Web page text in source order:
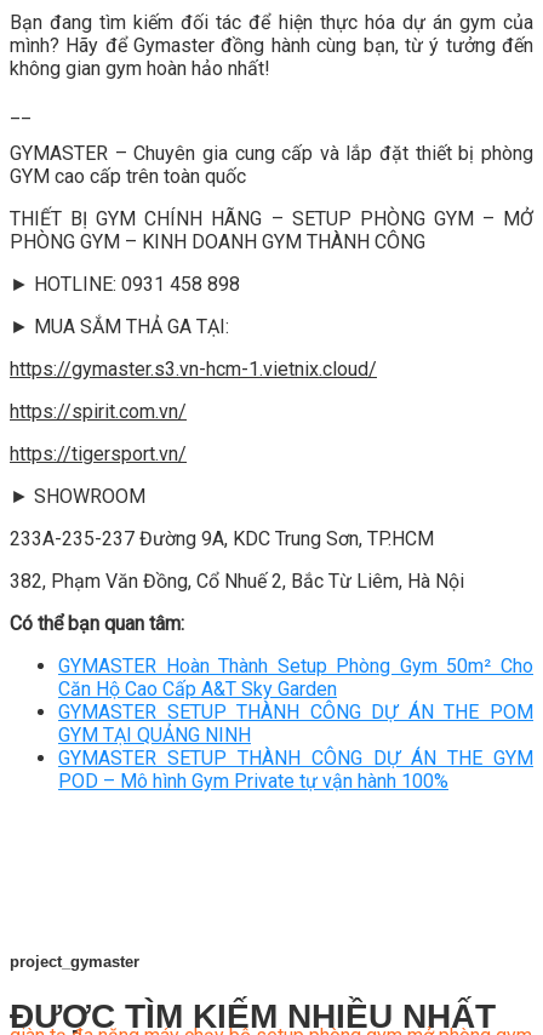
Bạn đang tìm kiếm đối tác để hiện thực hóa dự án gym của
mình? Hãy để Gymaster đồng hành cùng bạn, từ ý tưởng đến
không gian gym hoàn hảo nhất!
GYMASTER – Chuyên gia cung cấp và lắp đặt thiết bị phòng
GYM cao cấp trên toàn quốc
THIẾT BỊ GYM CHÍNH HÃNG – SETUP PHÒNG GYM – MỞ
PHÒNG GYM – KINH DOANH GYM THÀNH CÔNG
► HOTLINE: 0931 458 898
► MUA SẮM THẢ GA TẠI:
https://gymaster.s3.vn-hcm-1.vietnix.cloud/
https://spirit.com.vn/
https://tigersport.vn/
► SHOWROOM
233A-235-237 Đường 9A, KDC Trung Sơn, TP.HCM
382, Phạm Văn Đồng, Cổ Nhuế 2, Bắc Từ Liêm, Hà Nội
Có thể bạn quan tâm:
GYMASTER Hoàn Thành Setup Phòng Gym 50m² Cho
Căn Hộ Cao Cấp A&T Sky Garden
GYMASTER SETUP THÀNH CÔNG DỰ ÁN THE POM
GYM TẠI QUẢNG NINH
GYMASTER SETUP THÀNH CÔNG DỰ ÁN THE GYM
POD – Mô hình Gym Private tự vận hành 100%
project_gymaster
ĐƯỢC TÌM KIẾM NHIỀU NHẤT